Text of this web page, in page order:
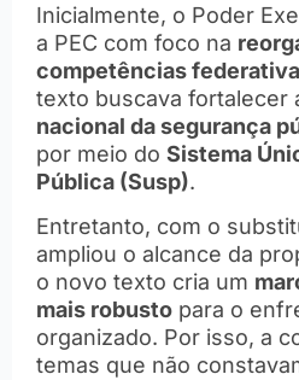
Inicialmente, o Poder
a PEC com foco na
competências
texto buscava fortalecer
nacional da segurança
por meio do Sistema
Pública (Susp).
Entretanto, com o
ampliou o alcance da
o novo texto cria um
mais robusto para o
organizado. Por isso, a
temas que não